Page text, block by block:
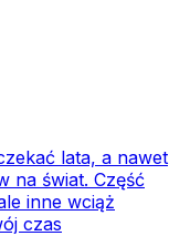
lata, a nawet
na świat. Część
inne wciąż
czas